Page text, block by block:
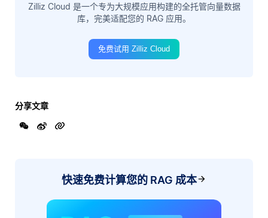
Zilliz Cloud 是一个专为大规模应用构建的全托管向量数据
库，完美适配您的 RAG 应用。
免费试用 Zilliz Cloud
分享文章
快速免费计算您的 RAG 成本